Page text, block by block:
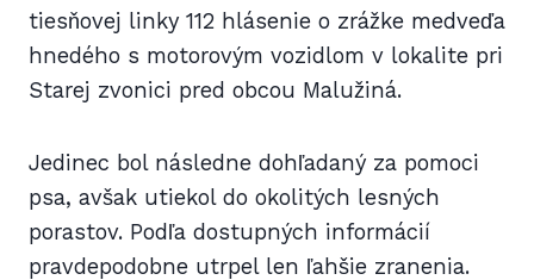
tiesňovej linky 112 hlásenie o zrážke medveďa
hnedého s motorovým vozidlom v lokalite pri
Starej zvonici pred obcou Malužiná.
Jedinec bol následne dohľadaný za pomoci
psa, avšak utiekol do okolitých lesných
porastov. Podľa dostupných informácií
pravdepodobne utrpel len ľahšie zranenia.